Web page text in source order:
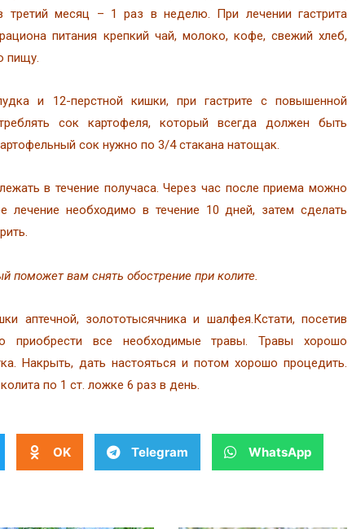
месяц – 1 раз в неделю. При лечении гастрита
питания крепкий чай, молоко, кофе, свежий хлеб,
пищу.
и 12-перстной кишки, при гастрите с повышенной
сок картофеля, который всегда должен быть
сок нужно по 3/4 стакана натощак.
в течение получаса. Через час после приема можно
лечение необходимо в течение 10 дней, затем сделать
вам снять обострение при колите.
аптечной, золототысячника и шалфея.Кстати, посетив
приобрести все необходимые травы. Травы хорошо
Накрыть, дать настояться и потом хорошо процедить.
по 1 ст. ложке 6 раз в день.
OK Telegram WhatsApp